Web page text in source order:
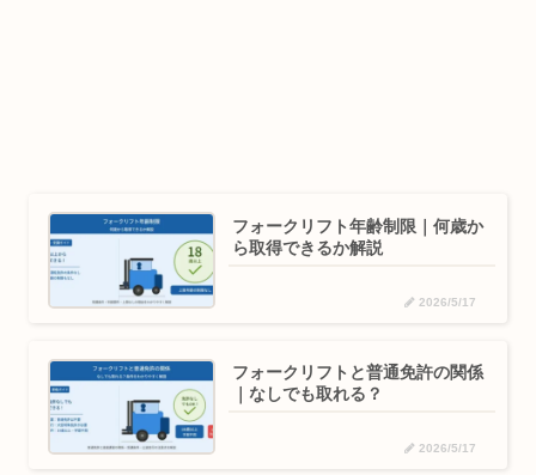
フォークリフト年齢制限｜何歳か
ら取得できるか解説
2026/5/17
フォークリフトと普通免許の関係
｜なしでも取れる？
2026/5/17